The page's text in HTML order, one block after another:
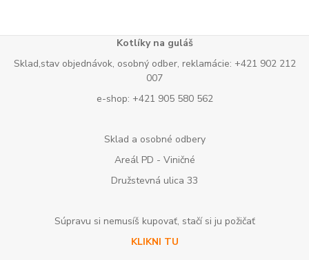
Kotlíky na guláš
Sklad,stav objednávok, osobný odber, reklamácie: +421 902 212
007
e-shop: +421 905 580 562
Sklad a osobné odbery
Areál PD - Viničné
Družstevná ulica 33
Súpravu si nemusíš kupovať, stačí si ju požičať
KLIKNI TU